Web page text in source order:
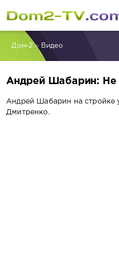
Дом-2» Видео
Андрей Шабарин: Не
Андрей Шабарин на стройке
Дмитренко.